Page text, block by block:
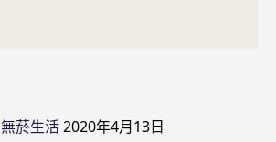
無菸生活2020年4月13日